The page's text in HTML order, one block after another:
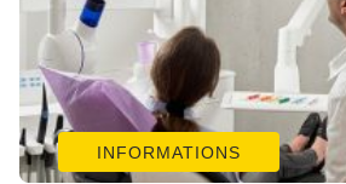
INFORMATIONS